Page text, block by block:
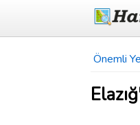
Önemli